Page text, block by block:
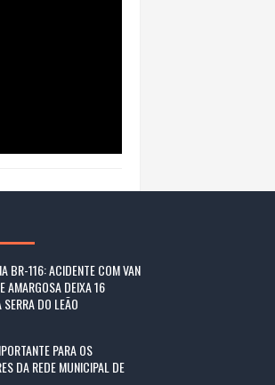
BR-116: ACIDENTE COM VAN
AMARGOSA DEIXA 16
DO LEÃO
PARA OS
DA REDE MUNICIPAL DE